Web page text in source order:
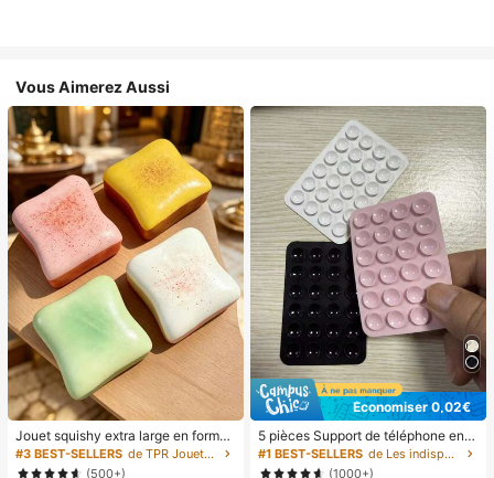
Vous Aimerez Aussi
Jouet squishy extra large en forme
de toast, jouet anti-stress super do
ux en beurre de toast, disponible en
#3 BEST-SELLERS
de TPR Jouets amusants et fantaisie pour adolescen
(500+)
Économiser 0,02€
5 pièces Support de téléphone en si
licone avec ventouse, support de té
léphone à ventouse, support de télé
#1 BEST-SELLERS
de Les indispensables pour voyager en été Essentie
(1000+)